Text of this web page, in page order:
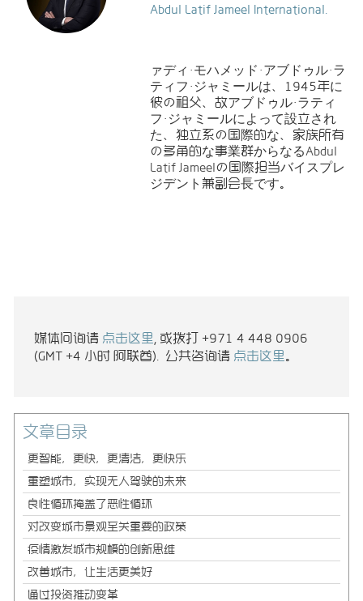
Abdul Latif Jameel International.
ァディ・モハメッド・アブドゥル・ラ
ティフ・ジャミールは、1945年に
彼の祖父、故アブドゥル・ラティ
フ・ジャミールによって設立され
た、独立系の国際的な、家族所有
の多角的な事業群からなるAbdul
Latif Jameelの国際担当バイスプレ
ジデント兼副会長です。
媒体问询请 点击这里
, 或拨打 +971 4 448 0906
(GMT +4 小时 阿联酋). 公共咨询请 点击这里
文章目录
更智能，更快，更清洁，更快乐
重塑城市，实现无人驾驶的未来
良性循环掩盖了恶性循环
对改变城市景观至关重要的政策
疫情激发城市规模的创新思维
改善城市，让生活更美好
通过投资推动变革